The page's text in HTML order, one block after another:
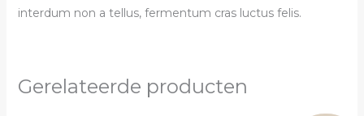
interdum non a tellus, fermentum cras luctus felis.
Gerelateerde producten